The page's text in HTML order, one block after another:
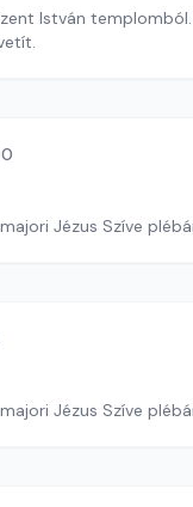
István templomból.
Jézus Szíve
Jézus Szíve